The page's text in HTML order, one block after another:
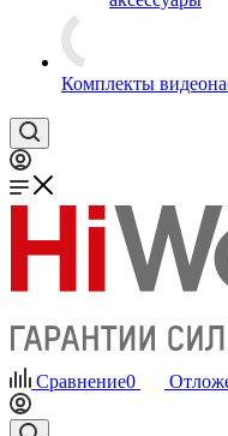
Комплекты
Сравнение0